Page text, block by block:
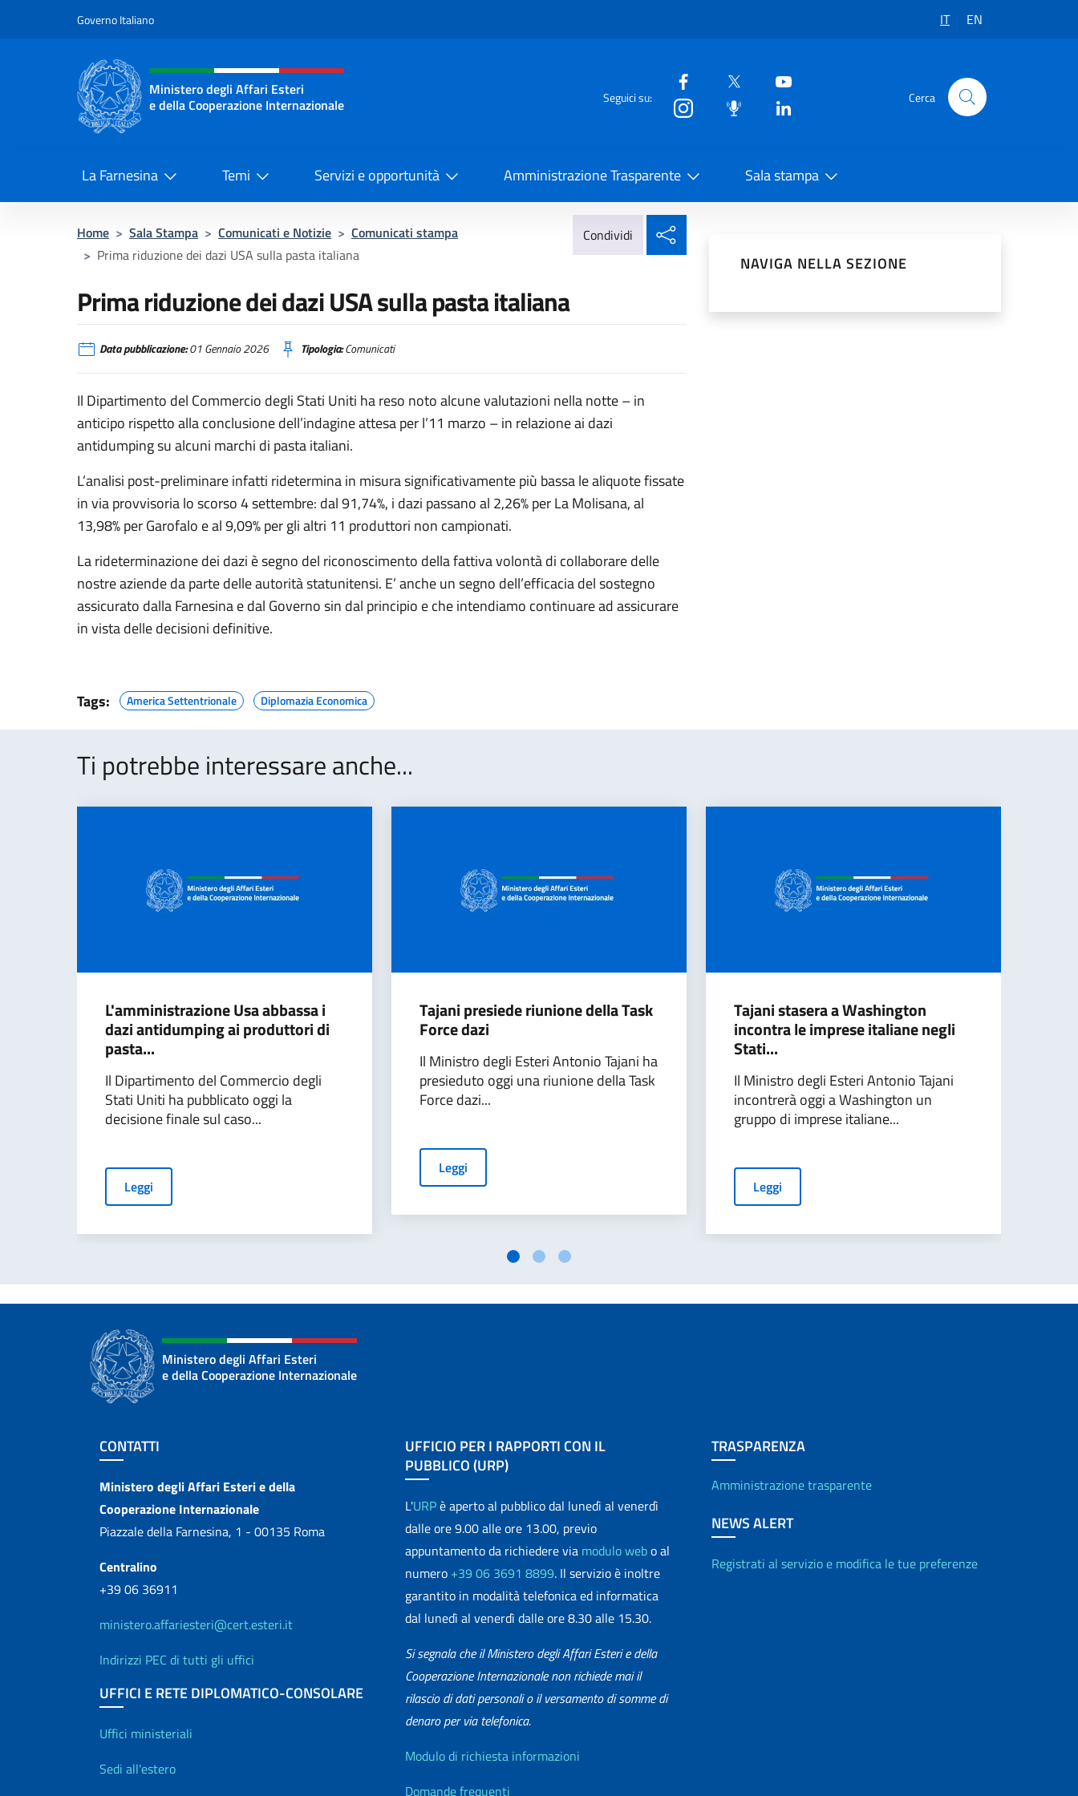
Governo Italiano IT EN
Intestazione sito, social e menù
Ministero degli Affari Esteri
e della Cooperazione Internazionale
Seguici su: Cerca
La Farnesina Temi Servizi e opportunità Amministrazione Trasparente Sala stampa
Home > Sala Stampa > Comunicati e Notizie > Comunicati stampa
> Prima riduzione dei dazi USA sulla pasta italiana
Condividi
Prima riduzione dei dazi USA sulla pasta italiana
Data pubblicazione:01 Gennaio 2026 Tipologia:Comunicati
Il Dipartimento del Commercio degli Stati Uniti ha reso noto alcune valutazioni nella notte – in
anticipo rispetto alla conclusione dell’indagine attesa per l’11 marzo – in relazione ai dazi
antidumping su alcuni marchi di pasta italiani.
L’analisi post-preliminare infatti ridetermina in misura significativamente più bassa le aliquote fissate
in via provvisoria lo scorso 4 settembre: dal 91,74%, i dazi passano al 2,26% per La Molisana, al
13,98% per Garofalo e al 9,09% per gli altri 11 produttori non campionati.
La rideterminazione dei dazi è segno del riconoscimento della fattiva volontà di collaborare delle
nostre aziende da parte delle autorità statunitensi. E’ anche un segno dell’efficacia del sostegno
assicurato dalla Farnesina e dal Governo sin dal principio e che intendiamo continuare ad assicurare
in vista delle decisioni definitive.
Tags: America Settentrionale Diplomazia Economica
NAVIGA NELLA SEZIONE
Ti potrebbe interessare anche...
L'amministrazione Usa abbassa i
dazi antidumping ai produttori di
pasta...
Il Dipartimento del Commercio degli
Stati Uniti ha pubblicato oggi la
decisione finale sul caso...
Leggi
Tajani presiede riunione della Task
Force dazi
Il Ministro degli Esteri Antonio Tajani ha
presieduto oggi una riunione della Task
Force dazi...
Leggi
Tajani stasera a Washington
incontra le imprese italiane negli
Stati...
Il Ministro degli Esteri Antonio Tajani
incontrerà oggi a Washington un
gruppo di imprese italiane...
Leggi
Ministero degli Affari Esteri
e della Cooperazione Internazionale
Sezione footer
CONTATTI
Contatti
Ministero degli Affari Esteri e della
Cooperazione Internazionale
Piazzale della Farnesina, 1 - 00135 Roma
Centralino
+39 06 36911
ministero.affariesteri@cert.esteri.it
Indirizzi PEC di tutti gli uffici
UFFICI E RETE DIPLOMATICO-CONSOLARE
Uffici e Rete diplomatica
Uffici ministeriali
Sedi all'estero
UFFICIO PER I RAPPORTI CON IL
PUBBLICO (URP)
L'URPè aperto al pubblico dal lunedì al venerdì
dalle ore 9.00 alle ore 13.00, previo
appuntamento da richiedere via modulo webo al
numero +39 06 3691 8899. Il servizio è inoltre
garantito in modalità telefonica ed informatica
dal lunedì al venerdì dalle ore 8.30 alle 15.30.
Si segnala che il Ministero degli Affari Esteri e della
Cooperazione Internazionale non richiede mai il
rilascio di dati personali o il versamento di somme di
denaro per via telefonica.
Info utili
Modulo di richiesta informazioni
Domande frequenti
TRASPARENZA
Amministrazione trasparente
NEWS ALERT
Registrati al servizio e modifica le tue preferenze